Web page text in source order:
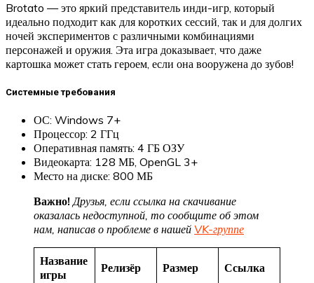
Brotato — это яркий представитель инди-игр, который
идеально подходит как для коротких сессий, так и для долгих
ночей экспериментов с различными комбинациями
персонажей и оружия. Эта игра доказывает, что даже
картошка может стать героем, если она вооружена до зубов!
Системные требования
ОС: Windows 7+
Процессор: 2 ГГц
Оперативная память: 4 ГБ ОЗУ
Видеокарта: 128 МБ, OpenGL 3+
Место на диске: 800 МБ
Важно! Друзья, если ссылка на скачивание
оказалась недоступной, то сообщите об этом
нам, написав о проблеме в нашей VK-группе
Название
игры
Релизёр Размер Ссылка